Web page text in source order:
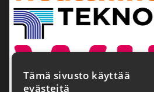
Tämä sivusto käyttää
evästeitä